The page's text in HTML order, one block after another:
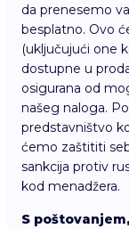
da prenesemo
besplatno. Ovo
(uključujući one
dostupne u
osigurana od
našeg naloga.
predstavništvo
ćemo zaštititi
sankcija protiv
kod menadžera.
S